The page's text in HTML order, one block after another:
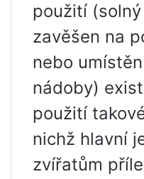
použití
zavěšen na
nebo
nádoby)
použití
nichž hlavní
zvířatům